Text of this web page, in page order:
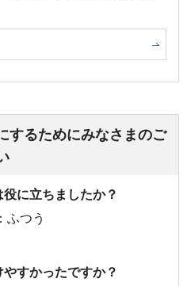
するためにみなさまのご
に立ちましたか？
ふつう
すかったですか？